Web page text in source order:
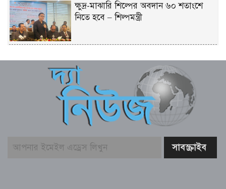
ক্ষুদ্র-মাঝারি শিল্পের অবদান ৬০ শতাংশে
নিতে হবে – শিল্পমন্ত্রী
কাজ করছে সরকার – প্রতিমন্ত্রী সুলতান
যশোর সিমান্ত এলাকায় বিজিবি অভিযানে
মাদকদ্রব্য ও চোরাচালান পণ্যসহ আটক-১
বাঁশখালীকে বন্যা মুক্ত করার পদক্ষেপ নেয়া